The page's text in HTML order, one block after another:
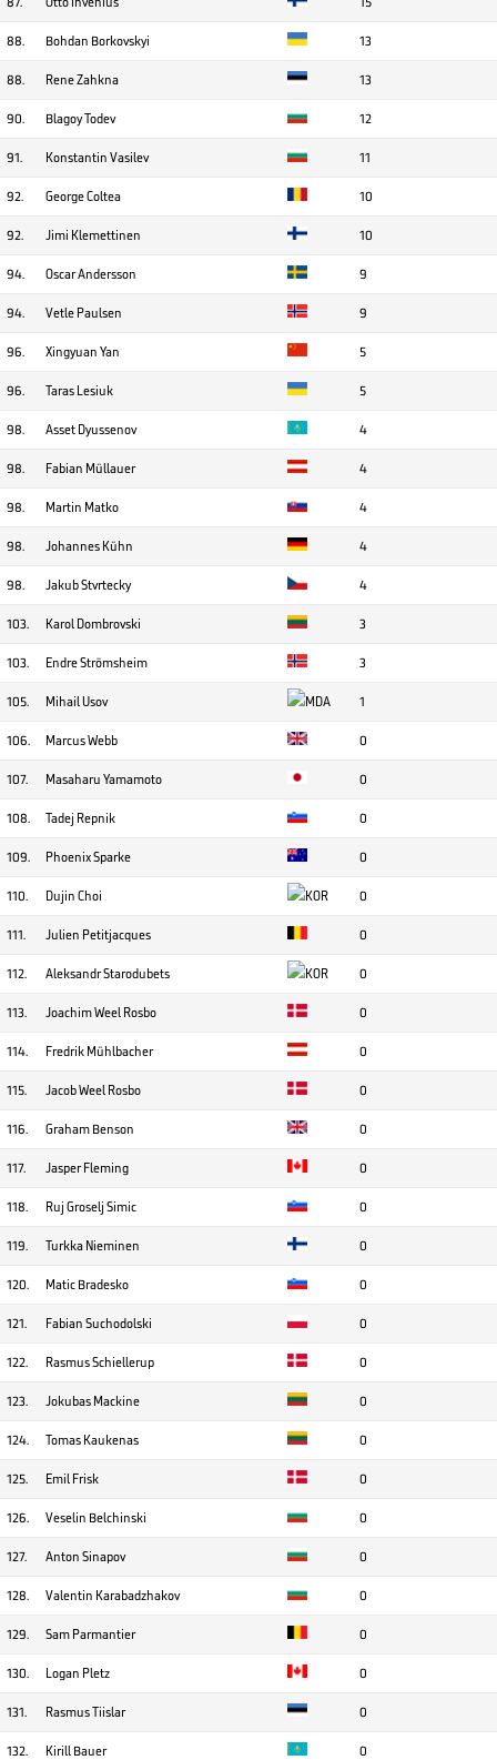
88. Bohdan Borkovskyi 13
88. Rene Zahkna 13
90. Blagoy Todev 12
91. Konstantin Vasilev 11
92. George Coltea 10
92. Jimi Klemettinen 10
94. Oscar Andersson 9
94. Vetle Paulsen 9
96. Xingyuan Yan 5
96. Taras Lesiuk 5
98. Asset Dyussenov 4
98. Fabian Müllauer 4
98. Martin Matko 4
98. Johannes Kühn 4
98. Jakub Stvrtecky 4
103. Karol Dombrovski 3
103. Endre Strömsheim 3
105. Mihail Usov 1
106. Marcus Webb 0
107. Masaharu Yamamoto 0
108. Tadej Repnik 0
109. Phoenix Sparke 0
110. Dujin Choi 0
111. Julien Petitjacques 0
112. Aleksandr Starodubets 0
113. Joachim Weel Rosbo 0
114. Fredrik Mühlbacher 0
115. Jacob Weel Rosbo 0
116. Graham Benson 0
117. Jasper Fleming 0
118. Ruj Groselj Simic 0
119. Turkka Nieminen 0
120. Matic Bradesko 0
121. Fabian Suchodolski 0
122. Rasmus Schiellerup 0
123. Jokubas Mackine 0
124. Tomas Kaukenas 0
125. Emil Frisk 0
126. Veselin Belchinski 0
127. Anton Sinapov 0
128. Valentin Karabadzhakov 0
129. Sam Parmantier 0
130. Logan Pletz 0
131. Rasmus Tiislar 0
132. Kirill Bauer 0